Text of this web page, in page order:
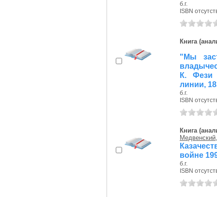
б.г.
ISBN
Книга
"Мы
К. Фези
линии,
б.г.
ISBN
Книга
войне
б.г.
ISBN